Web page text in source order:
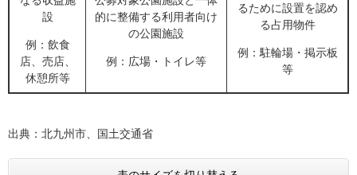
設
例：飲食
店、売店、
休憩所等
的に整備する利用者向け
の公園施設
例：広場・トイレ等
るために設置を認め
る占用物件
例：駐輪場・掲示板
等
出典：北九州市、国土交通省